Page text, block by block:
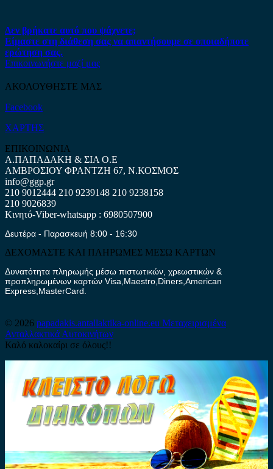
Δεν βρήκατε αυτό που ψάχνετε;
Είμαστε στη διάθεση σας να απαντήσουμε σε οποιαδήποτε
ερώτηση σας.
Επικοινωνήστε μαζί μας
ΑΚΟΛΟΥΘΗΣΤΕ ΜΑΣ
Facebook
ΧΑΡΤΗΣ
ΕΠΙΚΟΙΝΩΝΙΑ
Α.ΠΑΠΑΔΑΚΗ & ΣΙΑ Ο.Ε
ΑΜΒΡΟΣΙΟΥ ΦΡΑΝΤΖΗ 67, Ν.ΚΟΣΜΟΣ
info@ggp.gr
210 9012444 210 9239148 210 9238158
210 9026839
Κινητό-Viber-whatsapp : 6980507900
Δευτέρα - Παρασκευή 8:00 - 16:30
ΔΕΧΟΜΑΣΤΕ ΚΑΙ ΠΛΗΡΩΜΕΣ ΜΕΣΩ ΚΑΡΤΩΝ
Δυνατότητα πληρωμής μέσω πιστωτικών, χρεωστικών &
προπληρωμένων καρτών Visa,Maestro,Diners,American
Express,MasterCard.
© 2026 papadakis.antallaktika-online.eu Μεταχειρισμένα
Ανταλλακτικά Αυτοκινήτων
Καλό καλοκαίρι σε όλους!!